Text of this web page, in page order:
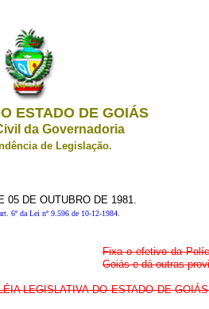
ESTADO DE GOIÁS
da Governadoria
de Legislação.
05 DE OUTUBRO DE 1981.
6º da Lei nº 9.596 de 10-12-1984.
Fixa o efetivo da
Goiás e dá outras
LEGISLATIVA DO ESTADO DE